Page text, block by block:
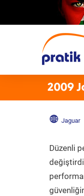
2009
Jaguar
Düzenli